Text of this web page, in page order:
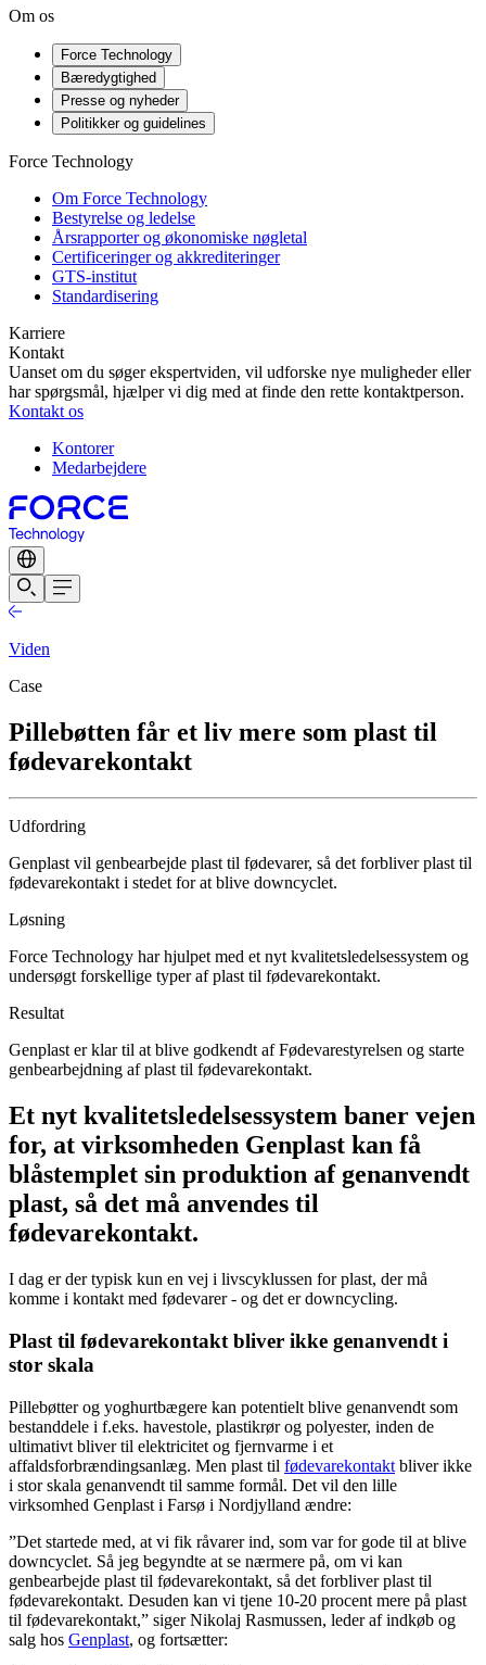
Om os
Force Technology
Bæredygtighed
Presse og nyheder
Politikker og guidelines
Force Technology
Om Force Technology
Bestyrelse og ledelse
Årsrapporter og økonomiske nøgletal
Certificeringer og akkrediteringer
GTS-institut
Standardisering
Karriere
Kontakt
Uanset om du søger ekspertviden, vil udforske nye muligheder eller
har spørgsmål, hjælper vi dig med at finde den rette kontaktperson.
Kontakt os
Kontorer
Medarbejdere
Viden
Case
Pillebøtten får et liv mere som plast til
fødevarekontakt
Udfordring
Genplast vil genbearbejde plast til fødevarer, så det forbliver plast til
fødevarekontakt i stedet for at blive downcyclet.
Løsning
Force Technology har hjulpet med et nyt kvalitetsledelsessystem og
undersøgt forskellige typer af plast til fødevarekontakt.
Resultat
Genplast er klar til at blive godkendt af Fødevarestyrelsen og starte
genbearbejdning af plast til fødevarekontakt.
Et nyt kvalitetsledelsessystem baner vejen
for, at virksomheden Genplast kan få
blåstemplet sin produktion af genanvendt
plast, så det må anvendes til
fødevarekontakt.
I dag er der typisk kun en vej i livscyklussen for plast, der må
komme i kontakt med fødevarer - og det er downcycling.
Plast til fødevarekontakt bliver ikke genanvendt i
stor skala
Pillebøtter og yoghurtbægere kan potentielt blive genanvendt som
bestanddele i f.eks. havestole, plastikrør og polyester, inden de
ultimativt bliver til elektricitet og fjernvarme i et
affaldsforbrændingsanlæg. Men plast til fødevarekontakt bliver ikke
i stor skala genanvendt til samme formål. Det vil den lille
virksomhed Genplast i Farsø i Nordjylland ændre:
”Det startede med, at vi fik råvarer ind, som var for gode til at blive
downcyclet. Så jeg begyndte at se nærmere på, om vi kan
genbearbejde plast til fødevarekontakt, så det forbliver plast til
fødevarekontakt. Desuden kan vi tjene 10-20 procent mere på plast
til fødevarekontakt,” siger Nikolaj Rasmussen, leder af indkøb og
salg hos Genplast, og fortsætter: